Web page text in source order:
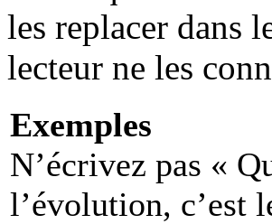
les replacer dans
lecteur ne les
Exemples
N’écrivez pas «
l’évolution, c’est